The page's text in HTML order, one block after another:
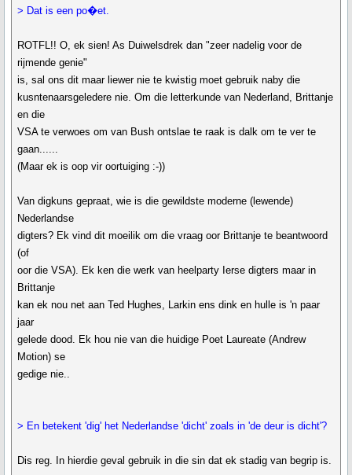
> Dat is een po�et.
ROTFL!! O, ek sien! As Duiwelsdrek dan "zeer nadelig voor de
rijmende genie"
is, sal ons dit maar liewer nie te kwistig moet gebruik naby die
kusntenaarsgeledere nie. Om die letterkunde van Nederland, Brittanje
en die
VSA te verwoes om van Bush ontslae te raak is dalk om te ver te
gaan......
(Maar ek is oop vir oortuiging :-))
Van digkuns gepraat, wie is die gewildste moderne (lewende)
Nederlandse
digters? Ek vind dit moeilik om die vraag oor Brittanje te beantwoord
(of
oor die VSA). Ek ken die werk van heelparty Ierse digters maar in
Brittanje
kan ek nou net aan Ted Hughes, Larkin ens dink en hulle is 'n paar
jaar
gelede dood. Ek hou nie van die huidige Poet Laureate (Andrew
Motion) se
gedige nie..
> En betekent 'dig' het Nederlandse 'dicht' zoals in 'de deur is dicht'?
Dis reg. In hierdie geval gebruik in die sin dat ek stadig van begrip is.